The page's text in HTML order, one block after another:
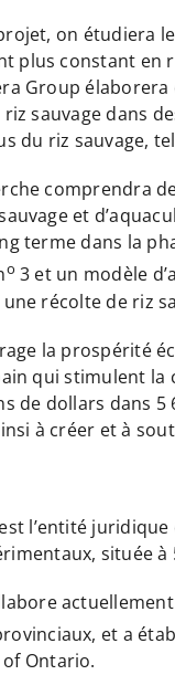
on étudiera
plus constant en
Group
sauvage dans
du riz sauvage,
comprendra
et
terme dans la
o 3 et un modèle
récolte de riz
la prospérité
qui stimulent la
de dollars dans
à créer et à
est l’entité
située
et a
Ontario.